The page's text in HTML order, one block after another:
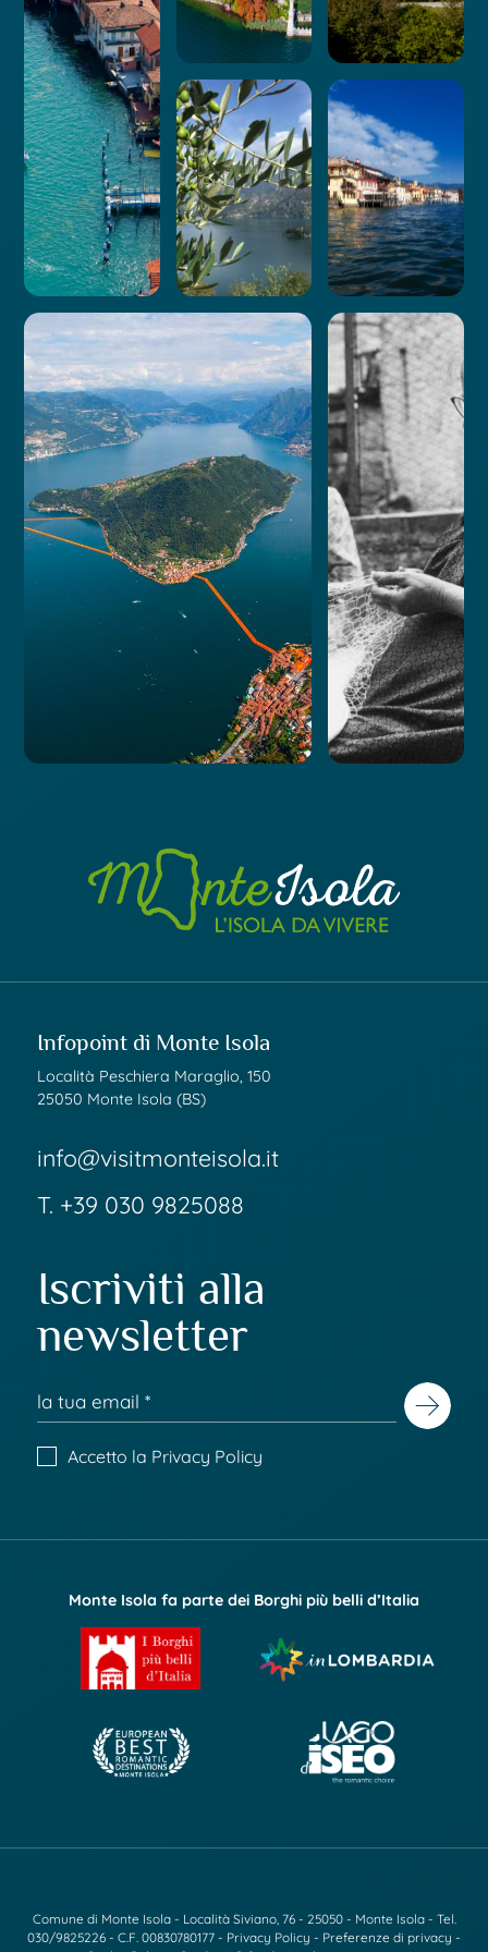
Infopoint di Monte Isola
Località Peschiera Maraglio, 150
25050 Monte Isola (BS)
info@visitmonteisola.it
T. +39 030 9825088
Iscriviti alla
newsletter
Accetto la Privacy Policy
Monte Isola fa parte dei Borghi più belli d’Italia
Comune di Monte Isola - Località Siviano, 76 - 25050 - Monte Isola - Tel.
030/9825226 - C.F. 00830780177 - Privacy Policy - Preferenze di privacy -